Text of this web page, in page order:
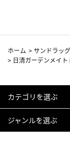
ホーム >サンドラッグ
> 日清ガーデンメイ
カテゴリを選ぶ
ジャンルを選ぶ